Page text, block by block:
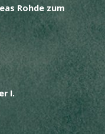
Rohde zum
I.